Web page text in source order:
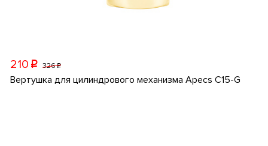
210 p 326p
Вертушка для цилиндрового механизма Apecs C15-G